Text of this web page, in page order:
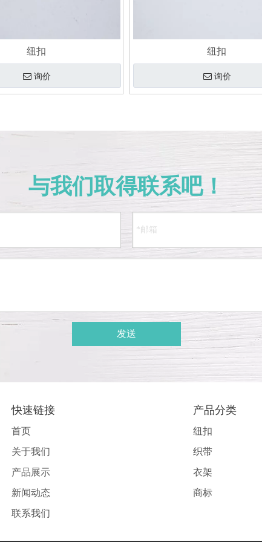
纽扣
询价
纽扣
询价
与我们取得联系吧！
发送
快速链接
首页
关于我们
产品展示
新闻动态
联系我们
产品分类
纽扣
织带
衣架
商标